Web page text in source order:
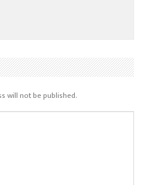
will not be published.